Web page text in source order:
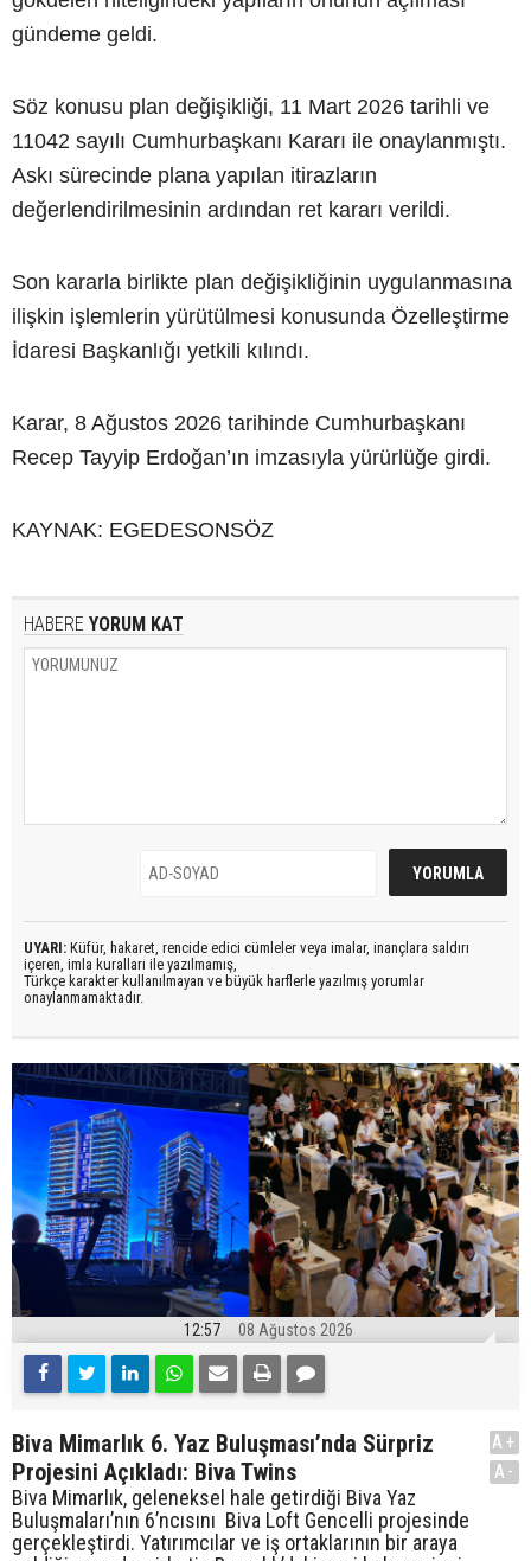
gündeme geldi.
Söz konusu plan değişikliği, 11 Mart 2026 tarihli ve
11042 sayılı Cumhurbaşkanı Kararı ile onaylanmıştı.
Askı sürecinde plana yapılan itirazların
değerlendirilmesinin ardından ret kararı verildi.
Son kararla birlikte plan değişikliğinin uygulanmasına
ilişkin işlemlerin yürütülmesi konusunda Özelleştirme
İdaresi Başkanlığı yetkili kılındı.
Karar, 8 Ağustos 2026 tarihinde Cumhurbaşkanı
Recep Tayyip Erdoğan’ın imzasıyla yürürlüğe girdi.
KAYNAK: EGEDESONSÖZ
HABERE YORUM KAT
UYARI: Küfür, hakaret, rencide edici cümleler veya imalar, inançlara saldırı
içeren, imla kuralları ile yazılmamış,
Türkçe karakter kullanılmayan ve büyük harflerle yazılmış yorumlar
onaylanmamaktadır.
12:57 08 Ağustos 2026
Biva Mimarlık 6. Yaz Buluşması’nda Sürpriz
Projesini Açıkladı: Biva Twins
Biva Mimarlık, geleneksel hale getirdiği Biva Yaz
Buluşmaları’nın 6’ncısını Biva Loft Gencelli projesinde
gerçekleştirdi. Yatırımcılar ve iş ortaklarının bir araya
A+
A-